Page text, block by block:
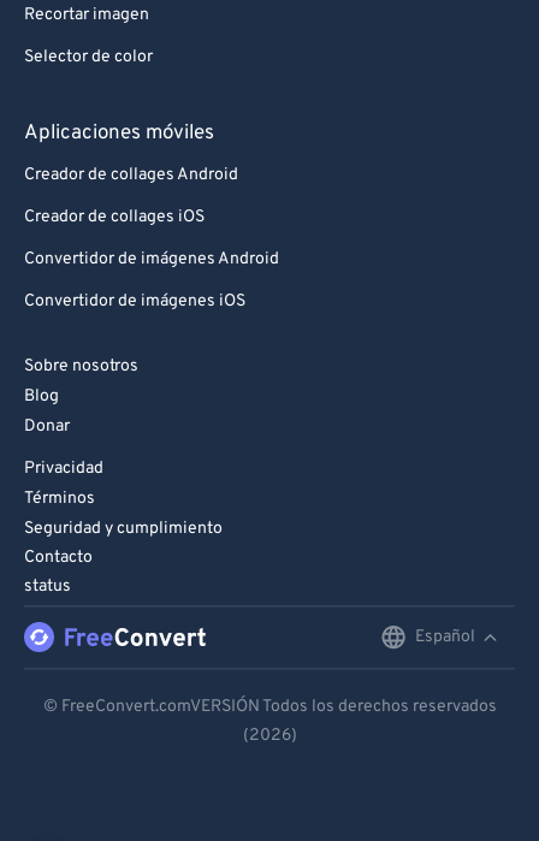
Recortar imagen
Selector de color
Aplicaciones móviles
Creador de collages Android
Creador de collages iOS
Convertidor de imágenes Android
Convertidor de imágenes iOS
Sobre nosotros
Blog
Donar
Privacidad
Términos
Seguridad y cumplimiento
Contacto
status
Español
Español
© FreeConvert.comVERSIÓN Todos los derechos reservados
(2026)